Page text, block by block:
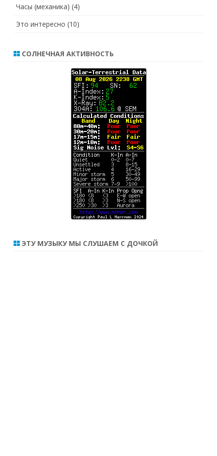
Часы (механика) (4)
Это интересно (10)
СОЛНЕЧНАЯ АКТИВНОСТЬ
ЭТУ МУЗЫКУ МЫ СЛУШАЕМ С ДОЧКОЙ